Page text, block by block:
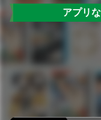
アプリ